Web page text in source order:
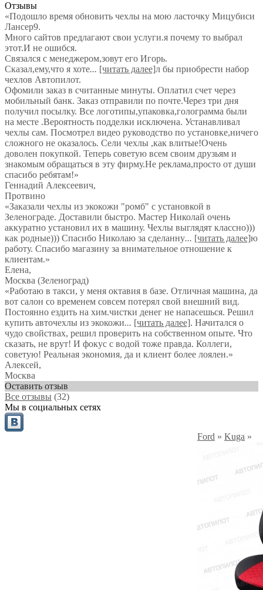
Отзывы
«Подошло время обновить чехлы на мою ласточку Мицубиси
Лансер9.
Много сайтов предлагают свои услуги.я почему то выбрал
этот.И не ошибся.
Связался с менеджером,зовут его Игорь.
Сказал,ему,что я хоте... [читать далее]л бы приобрести набор
чехлов Автопилот.
Офомили заказ в считанные минуты. Оплатил счет через
мобильный банк. Заказ отправили по почте.Через три дня
получил посылку. Все логотипы,упаковка,голограмма были
на месте .Вероятность подделки исключена. Устанавливал
чехлы сам. Посмотрел видео руководство по установке,ничего
сложного не оказалось. Сели чехлы ,как влитые!Очень
доволен покупкой. Теперь советую всем своим друзьям и
знакомым обращаться в эту фирму.Не реклама,просто от души
спасибо ребятам!»
Геннадий Алексеевич,
Протвино
«Заказали чехлы из экокожи "ромб" с установкой в
Зеленограде. Доставили быстро. Мастер Николай очень
аккуратно установил их в машину. Чехлы выглядят классно)))
как родные))) Спасибо Николаю за сделанну... [читать далее]ю
работу. Спасибо магазину за внимательное отношение к
клиентам.»
Елена,
Москва (Зеленоград)
«Работаю в такси, у меня октавия в базе. Отличная машина, да
вот салон со временем совсем потерял свой внешний вид.
Постоянно ездить на хим.чистки денег не напасешься. Решил
купить авточехлы из экокожи... [читать далее]. Начитался о
чудо свойствах, решил проверить на собственном опыте. Что
сказать, не врут! И фокус с водой тоже правда. Коллеги,
советую! Реальная экономия, да и клиент более лоялен.»
Алексей,
Москва
Оставить отзыв
Все отзывы (32)
Мы в социальных сетях
Ford » Kuga »